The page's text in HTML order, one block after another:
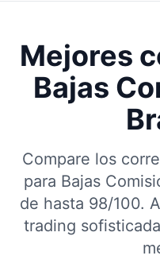
Mejores
Bajas
Compare los
para Bajas
de hasta 98/100.
trading